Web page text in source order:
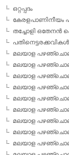
ഒറ്റപ്പദം
കേരളപാണിനീയം
തച്ചോളി ഒതേനൻ
പതിനെട്ടരക്കവികള്‍
മലയാള
മലയാള
മലയാള
മലയാള
മലയാള
മലയാള
മലയാള
മലയാള
മലയാള